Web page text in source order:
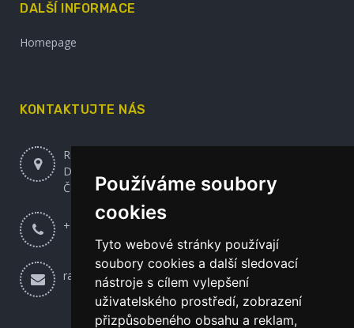
Používáme soubory
cookies
Tyto webové stránky používají
soubory cookies a další sledovací
nástroje s cílem vylepšení
uživatelského prostředí, zobrazení
přizpůsobeného obsahu a reklam,
DALŠÍ INFORMACE
Homepage
KONTAKTUJTE NÁS
Radek Udržal - Entochrysis
Dlouhá 352, Mikulovice 53002
Česká republika
+420 608 120 871
radekudrzal@seznam.cz